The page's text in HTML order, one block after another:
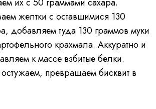
их с 50 граммами сахара.
желтки с оставшимися 130
добавляем туда 130 граммов муки
крахмала. Аккуратно и
к массе взбитые белки.
остужаем, превращаем бисквит в